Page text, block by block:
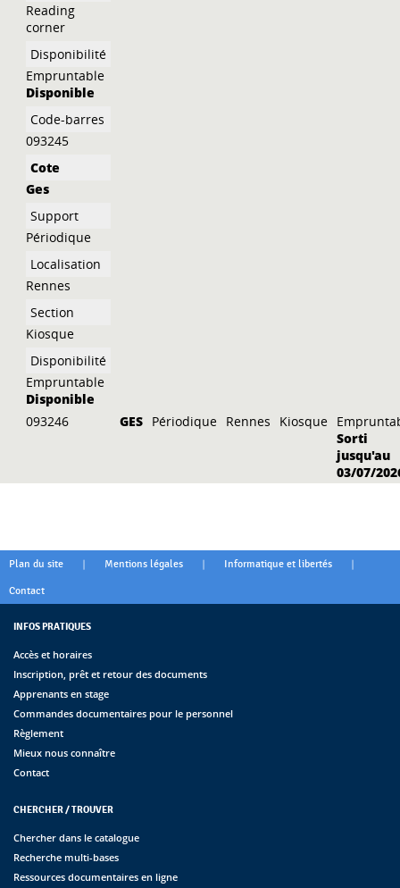
Reading
corner
Empruntable
Disponible
093245
Ges
Périodique
Rennes
Kiosque
Empruntable
Disponible
093246
GES Périodique Rennes Kiosque
Sorti
jusqu'au
03/07/
Plan du site | Mentions légales | Informatique et libertés |
Contact
INFOS PRATIQUES
Accès et horaires
Inscription, prêt et retour des documents
Apprenants en stage
Commandes documentaires pour le personnel
Règlement
Mieux nous connaître
Contact
CHERCHER / TROUVER
Chercher dans le catalogue
Recherche multi-bases
Ressources documentaires en ligne